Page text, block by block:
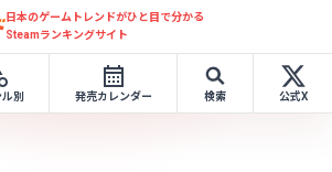
日本のゲームトレンドがひと目で分かる
Steamランキングサイト
別 発売カレンダー 検索 公式X